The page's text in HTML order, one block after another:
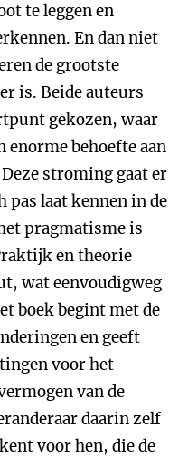
te leggen en
En dan niet
de grootste
is. Beide auteurs
gekozen, waar
enorme behoefte aan
stroming gaat er
pas laat kennen in de
pragmatisme is
en theorie
wat eenvoudigweg
boek begint met de
en geeft
voor het
van de
daarin zelf
voor hen, die de